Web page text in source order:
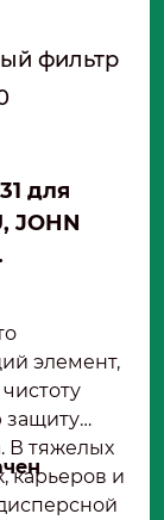
фильтр
для
JOHN
элемент,
защиту
В тяжелых
карьеров и